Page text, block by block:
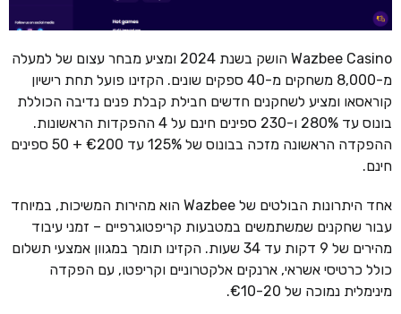
Wazbee Casino הושק בשנת 2024 ומציע מבחר עצום של למעלה
מ-8,000 משחקים מ-40 ספקים שונים. הקזינו פועל תחת רישיון
קוראסאו ומציע לשחקנים חדשים חבילת קבלת פנים נדיבה הכוללת
בונוס עד 280% ו-230 ספינים חינם על 4 ההפקדות הראשונות.
ההפקדה הראשונה מזכה בבונוס של 125% עד €200 + 50 ספינים
חינם.
אחד היתרונות הבולטים של Wazbee הוא מהירות המשיכות, במיוחד
עבור שחקנים שמשתמשים במטבעות קריפטוגרפיים – זמני עיבוד
מהירים של 9 דקות עד 34 שעות. הקזינו תומך במגוון אמצעי תשלום
כולל כרטיסי אשראי, ארנקים אלקטרוניים וקריפטו, עם הפקדה
מינימלית נמוכה של €10-20.